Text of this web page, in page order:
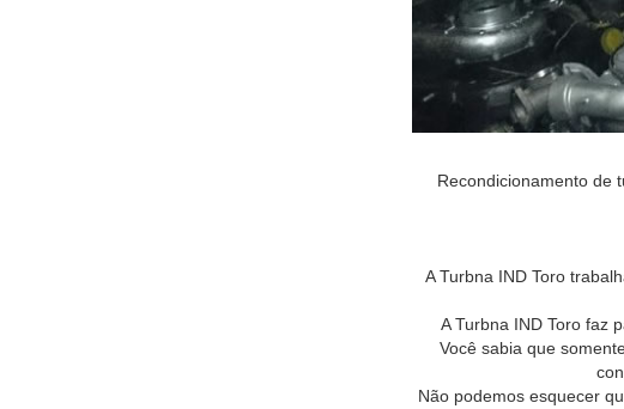
Recondicionamento de
A Turbna IND Toro
A Turbna IND Toro faz
Você sabia que
Não podemos esquecer